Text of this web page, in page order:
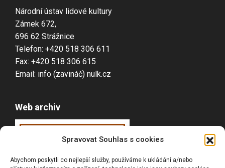
Spravovat Souhlas s cookies
Abychom poskytli co nejlepší služby, používáme k ukládání a/nebo
Národní ústav lidové kultury
Zámek 672,
696 62 Strážnice
Telefon: +420 518 306 611
Fax: +420 518 306 615
Email: info (zavináč) nulk.cz
Web archiv
Webarchivováno